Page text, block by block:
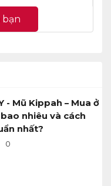
bạn
- Mũ Kippah – Mua ở
nhiêu và cách
nhất?
0